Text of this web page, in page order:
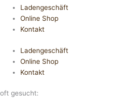
Ladengeschäft
Online Shop
Kontakt
Ladengeschäft
Online Shop
Kontakt
oft gesucht: